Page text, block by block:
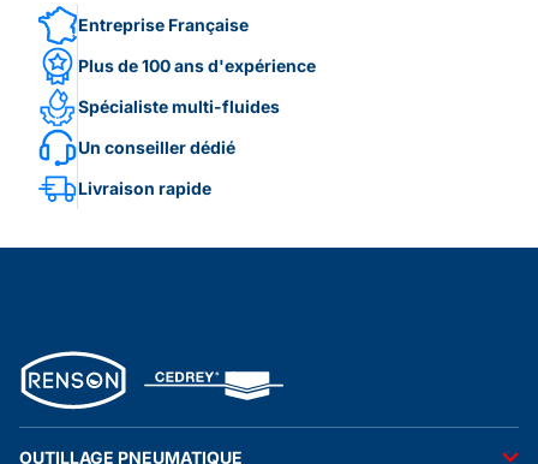
Entreprise Française
Plus de 100 ans d'expérience
Spécialiste multi-fluides
Un conseiller dédié
Livraison rapide
OUTILLAGE PNEUMATIQUE